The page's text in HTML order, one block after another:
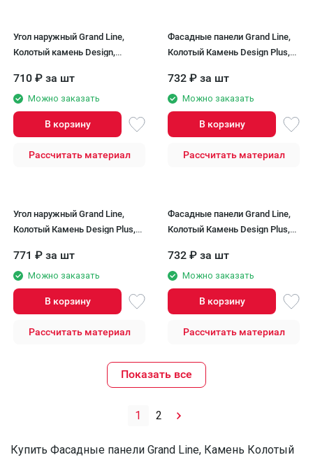
Угол наружный Grand Line,
Колотый камень Design,
710 ₽ за шт
Можно заказать
В корзину
Рассчитать материал
Фасадные панели Grand Line,
Колотый Камень Design Plus,
732 ₽ за шт
Можно заказать
В корзину
Рассчитать материал
Угол наружный Grand Line,
Колотый Камень Design Plus,
771 ₽ за шт
Можно заказать
В корзину
Рассчитать материал
Фасадные панели Grand Line,
Колотый Камень Design Plus,
732 ₽ за шт
Можно заказать
В корзину
Рассчитать материал
Показать все
1 2
Купить Фасадные панели Grand Line, Камень Колотый